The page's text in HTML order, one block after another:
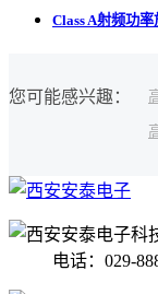
Class A射频功
您可能感兴趣：
电话：029-